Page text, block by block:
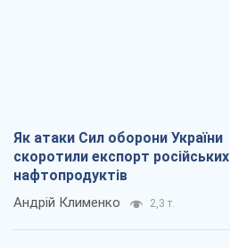
Як атаки Сил оборони України
скоротили експорт російських
нафтопродуктів
Андрій Клименко 2,3 т.